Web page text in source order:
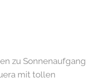
zu Sonnenaufgang
mit tollen